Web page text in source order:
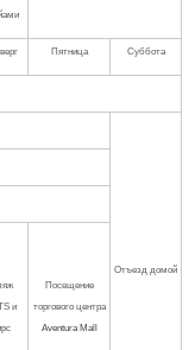
Пятница Суббота
Отъезд домой
и
Посещение
торгового центра
Aventura Mall